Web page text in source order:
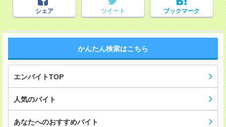
シェア ツイート ブックマーク
かんたん検索はこちら
エンバイトTOP
人気のバイト
あなたへのおすすめバイト